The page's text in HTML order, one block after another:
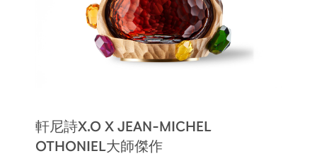
軒尼詩X.O X JEAN-MICHEL
OTHONIEL大師傑作